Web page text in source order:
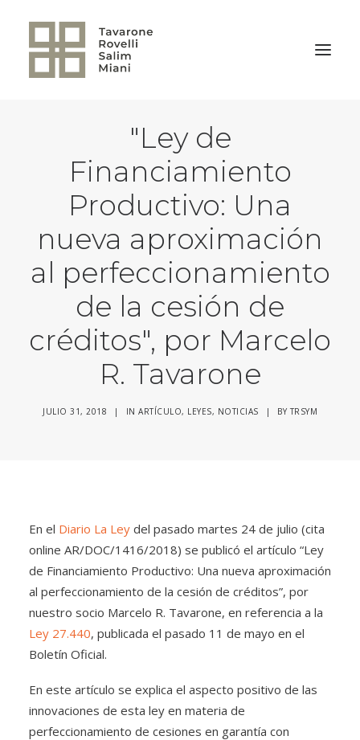
"Ley de
Financiamiento
Productivo: Una
nueva aproximación
al perfeccionamiento
de la cesión de
créditos", por Marcelo
R. Tavarone
JULIO 31, 2018 | IN ARTÍCULO, LEYES, NOTICIAS | BYTRSYM
En el Diario La Ley del pasado martes 24 de julio (cita
online AR/DOC/1416/2018) se publicó el artículo “Ley
de Financiamiento Productivo: Una nueva aproximación
al perfeccionamiento de la cesión de créditos”, por
nuestro socio Marcelo R. Tavarone, en referencia a la
Ley 27.440, publicada el pasado 11 de mayo en el
Boletín Oficial.
En este artículo se explica el aspecto positivo de las
innovaciones de esta ley en materia de
perfeccionamiento de cesiones en garantía con